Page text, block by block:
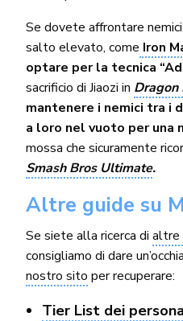
Se dovete affrontare
salto elevato, come Iron
optare per la tecnica
sacrificio di Jiaozi in Dragon
mantenere i nemici tra i
a loro nel vuoto per una
mossa che sicuramente
Smash Bros Ultimate.
Altre guide su
Se siete alla ricerca dialtre
consigliamo di dare
nostro sito per recuperare:
Tier List dei